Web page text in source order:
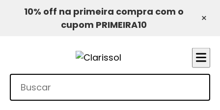
10% off na primeira compra com o
cupom PRIMEIRA10
×